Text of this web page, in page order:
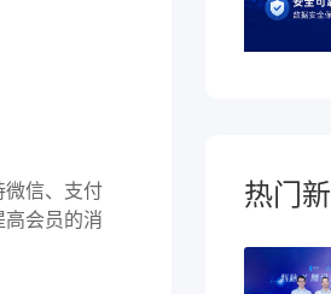
信、支付
会员的消
热门